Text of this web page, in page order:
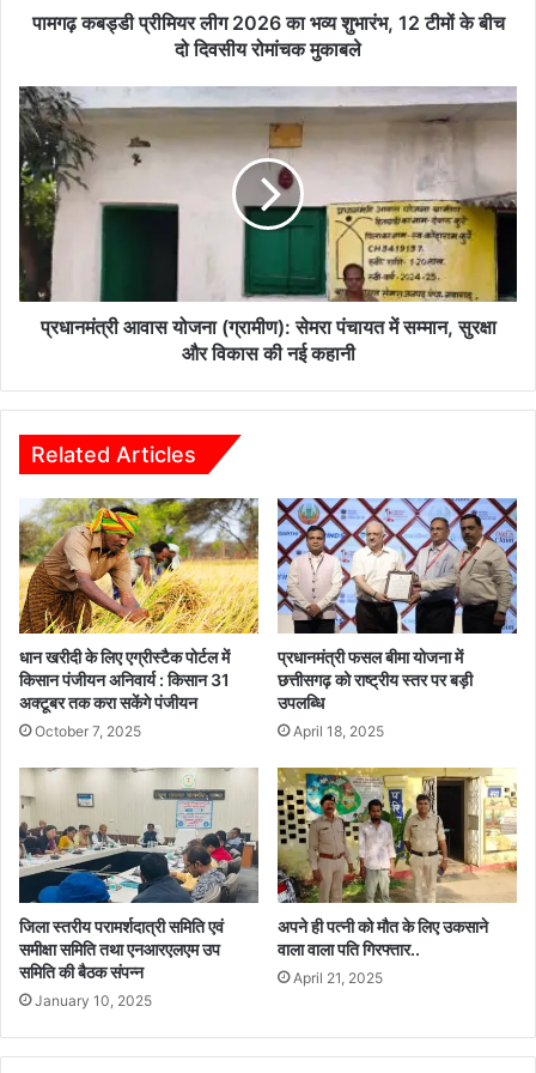
ग
2
0
2
6
का
व्य
शु
,
टी
के
बी
च
दो
दि
व
सी
य
रो
च
क
मु
का
ब
ले
पामगढ़ कबड्डी प्रीमियर लीग 2026 का भव्य शुभारंभ, 12 टीमों के बीच
दो दिवसीय रोमांचक मुकाबले
प्र
धा
न
मं
त्री
आ
वा
स
यो
)
से
म
रा
पं
चा
य
त
में
स
न
,
सु
र
क्षा
औ
र
वि
का
स
न
प्रधानमंत्री आवास योजना (ग्रामीण): सेमरा पंचायत में सम्मान, सुरक्षा
और विकास की नई कहानी
Related Articles
धान खरीदी के लिए एग्रीस्टैक पोर्टल में
किसान पंजीयन अनिवार्य : किसान 31
अक्टूबर तक करा सकेंगे पंजीयन
October 7, 2025
प्रधानमंत्री फसल बीमा योजना में
छत्तीसगढ़ को राष्ट्रीय स्तर पर बड़ी
उपलब्धि
April 18, 2025
जिला स्तरीय परामर्शदात्री समिति एवं
समीक्षा समिति तथा एनआरएलएम उप
समिति की बैठक संपन्न
January 10, 2025
अपने ही पत्नी को मौत के लिए उकसाने
वाला वाला पति गिरफ्तार..
April 21, 2025